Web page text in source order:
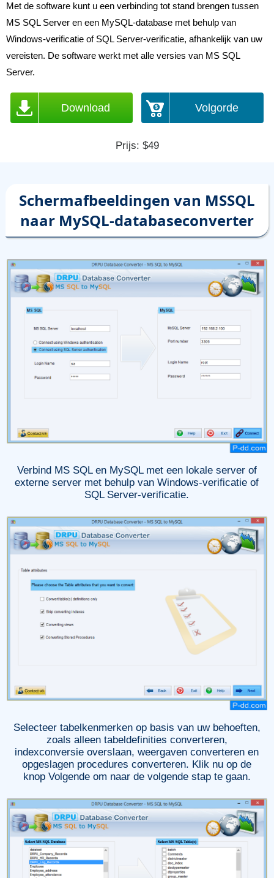
Met de software kunt u een verbinding tot stand brengen tussen
MS SQL Server en een MySQL-database met behulp van
Windows-verificatie of SQL Server-verificatie, afhankelijk van uw
vereisten. De software werkt met alle versies van MS SQL
Server.
Download Volgorde
Prijs: $49
Schermafbeeldingen van MSSQL
naar MySQL-databaseconverter
Verbind MS SQL en MySQL met een lokale server of
externe server met behulp van Windows-verificatie of
SQL Server-verificatie.
Selecteer tabelkenmerken op basis van uw behoeften,
zoals alleen tabeldefinities converteren,
indexconversie overslaan, weergaven converteren en
opgeslagen procedures converteren. Klik nu op de
knop Volgende om naar de volgende stap te gaan.